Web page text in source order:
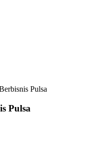
Pulsa
Pulsa